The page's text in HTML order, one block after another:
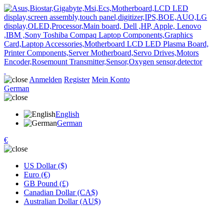
Anmelden Register Mein Konto
German
English
German
€
US Dollar ($)
Euro (€)
GB Pound (£)
Canadian Dollar (CA$)
Australian Dollar (AU$)